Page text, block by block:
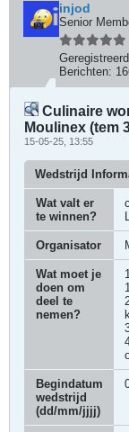
injod
Senior
Berichten:
Culinaire
Moulinex (tem
15-05-25, 13:55
Wedstrijd
Wat valt er
te winnen?
Organisator
Wat moet je
doen om
deel te
nemen?
Begindatum
wedstrijd
(dd/mm/jjjj)